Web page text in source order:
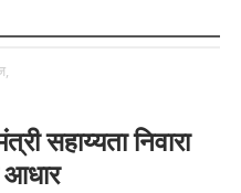
सहाय्यता निवारा
आधार